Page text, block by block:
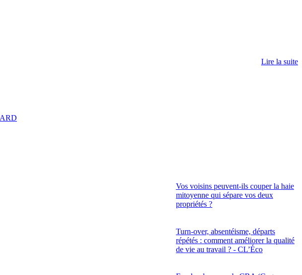
Lire la suite
Vos voisins peuvent-ils couper la haie
mitoyenne qui sépare vos deux
propriétés ?
Turn-over, absentéisme, départs
répétés : comment améliorer la qualité
de vie au travail ? - CL’Éco